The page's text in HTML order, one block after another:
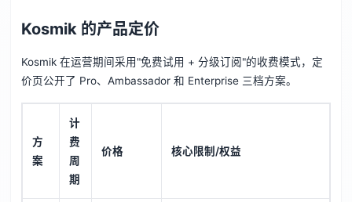
Kosmik 的产品定价
Kosmik 在运营期间采用"免费试用 + 分级订阅"的收费模式，定
价页公开了 Pro、Ambassador 和 Enterprise 三档方案。
方
案
计
费
周
期
价格 核心限制/权益